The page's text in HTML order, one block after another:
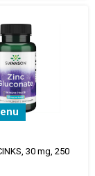
30 mg, 250